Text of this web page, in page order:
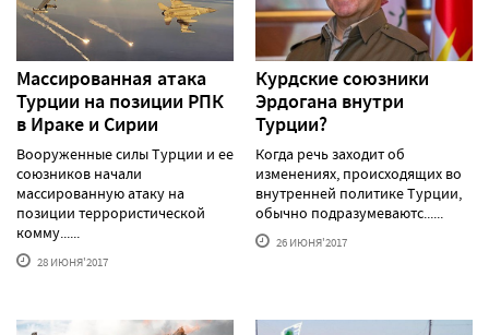
Массированная атака
Турции на позиции РПК
в Ираке и Сирии
Вооруженные силы Турции и ее
союзников начали
массированную атаку на
позиции террористической
комму......
28 ИЮНЯ'2017
Курдские союзники
Эрдогана внутри
Турции?
Когда речь заходит об
изменениях, происходящих во
внутренней политике Турции,
обычно подразумеваютс......
26 ИЮНЯ'2017